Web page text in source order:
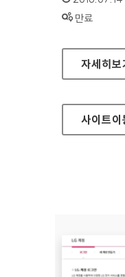
상태 :
만료
성북구청
자세히보
사이트이